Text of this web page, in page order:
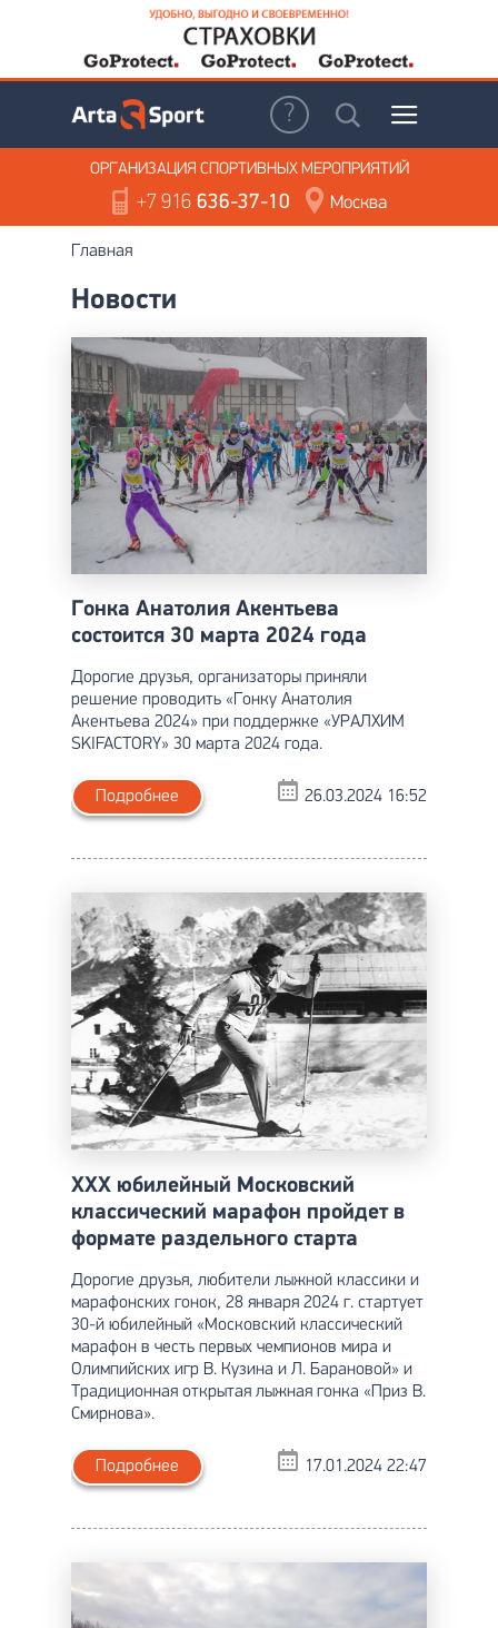
ОРГАНИЗАЦИЯ СПОРТИВНЫХ МЕРОПРИЯТИЙ
+7 916636-37-10 Москва
Главная
Новости
Гонка Анатолия Акентьева
состоится 30 марта 2024 года
Дорогие друзья, организаторы приняли
решение проводить «Гонку Анатолия
Акентьева 2024» при поддержке «УРАЛХИМ
SKIFACTORY» 30 марта 2024 года.
Подробнее 26.03.2024 16:52
ХХХ юбилейный Московский
классический марафон пройдет в
формате раздельного старта
Дорогие друзья, любители лыжной классики и
марафонских гонок, 28 января 2024 г. стартует
30-й юбилейный «Московский классический
марафон в честь первых чемпионов мира и
Олимпийских игр В. Кузина и Л. Барановой» и
Традиционная открытая лыжная гонка «Приз В.
Смирнова».
Подробнее 17.01.2024 22:47